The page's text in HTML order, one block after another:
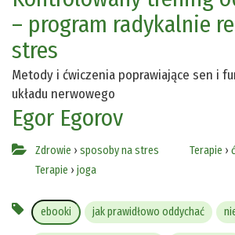
– program radykalnie
stres
Metody i ćwiczenia poprawiające sen i
układu nerwowego
Egor Egorov
Zdrowie › sposoby na stres
Terapie › joga
Terapie ›
ebooki jak prawidłowo oddychać